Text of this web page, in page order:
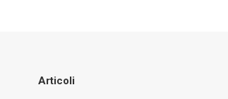
Articoli